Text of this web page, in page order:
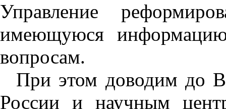
Управление
имеющуюся
вопросам.
При этом доводим до
России и научным